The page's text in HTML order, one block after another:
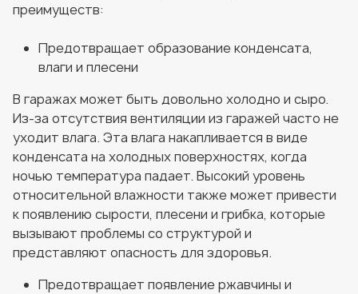
преимуществ:
Предотвращает образование конденсата,
влаги и плесени
В гаражах может быть довольно холодно и сыро.
Из-за отсутствия вентиляции из гаражей часто не
уходит влага. Эта влага накапливается в виде
конденсата на холодных поверхностях, когда
ночью температура падает. Высокий уровень
относительной влажности также может привести
к появлению сырости, плесени и грибка, которые
вызывают проблемы со структурой и
представляют опасность для здоровья.
Предотвращает появление ржавчины и